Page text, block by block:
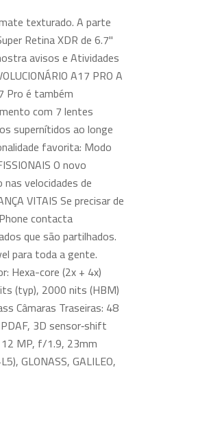
texturado. A parte
Retina XDR de 6.7"
avisos e Atividades
A17 PRO A
Pro é também
com 7 lentes
supernítidos ao longe
favorita: Modo
O novo
velocidades de
VITAIS Se precisar de
contacta
que são partilhados.
para toda a gente.
Hexa-core (2x + 4x)
(typ), 2000 nits (HBM)
Câmaras Traseiras: 48
3D sensor‑shift
12 MP, f/1.9, 23mm
GLONASS, GALILEO,